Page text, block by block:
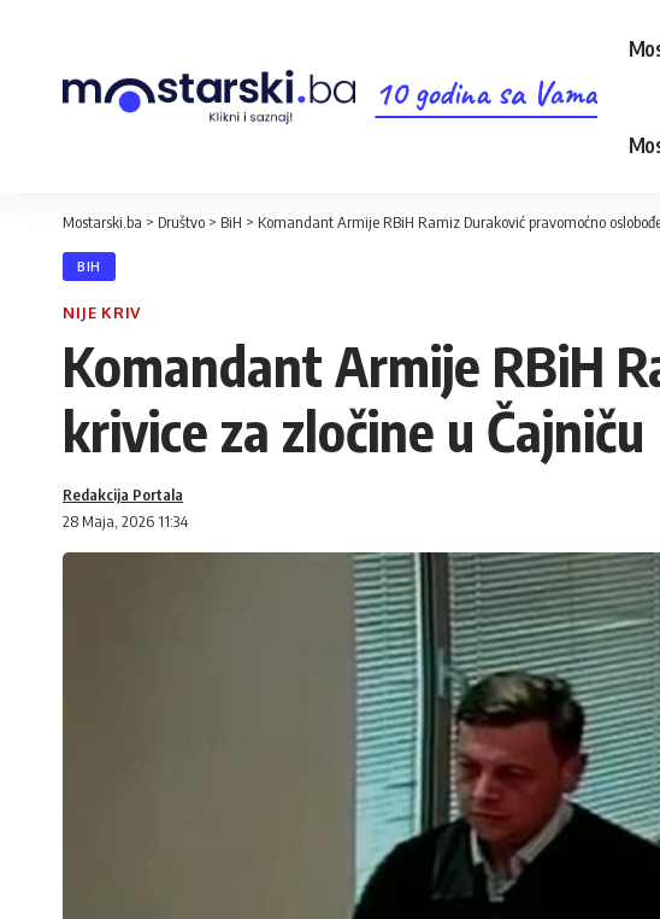
10 godina sa Vama
Mostarski.ba > Društvo > BiH > Komandant Armije RBiH Ramiz Duraković pravomoćno
BIH
NIJE KRIV
Komandant Armije RBiH
krivice za zločine u Čajniču
28 Maja, 2026 11:34
Redakcija Portala